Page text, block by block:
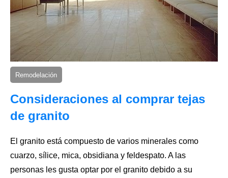
Remodelación
Consideraciones al comprar tejas
de granito
El granito está compuesto de varios minerales como
cuarzo, sílice, mica, obsidiana y feldespato. A las
personas les gusta optar por el granito debido a su